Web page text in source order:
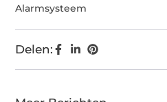
Alarmsysteem
Delen: